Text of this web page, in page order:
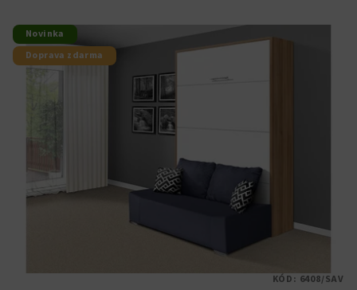
Novinka
Doprava zdarma
KÓD: 6408/SAV